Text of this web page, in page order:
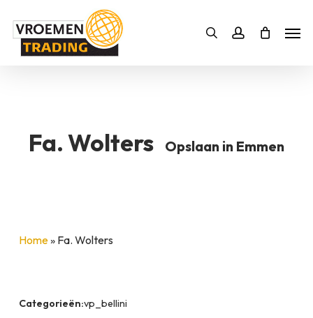
Zoekenaccount
Bestelling SLUITEN
Fa. Wolters Opslaan in Emmen
Home» Fa. Wolters
Categorieën:vp_bellini